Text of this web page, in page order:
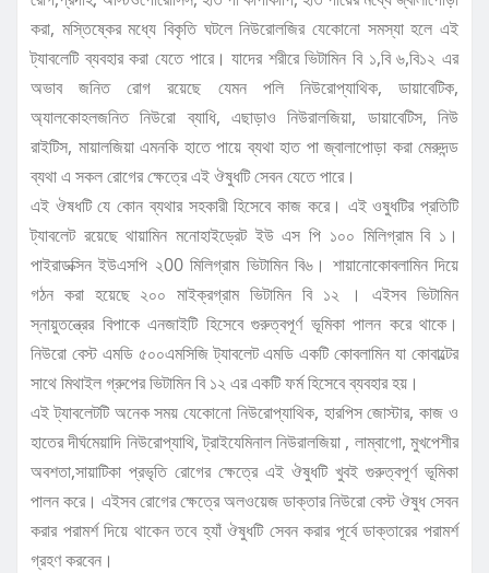
করা, মস্তিষ্কের মধ্যে বিকৃতি ঘটলে নিউরোলজির যেকোনো সমস্যা হলে এই
ট্যাবলেটি ব্যবহার করা যেতে পারে। যাদের শরীরে ভিটামিন বি ১,বি ৬,বি১২ এর
অভাব জনিত রোগ রয়েছে যেমন পলি নিউরোপ্যাথিক, ডায়াবেটিক,
অ্যালকোহলজনিত নিউরো ব্যাধি, এছাড়াও নিউরালজিয়া, ডায়াবেটিস, নিউ
রাইটিস, মায়ালজিয়া এমনকি হাতে পায়ে ব্যথা হাত পা জ্বালাপোড়া করা মেরুদন্ড
ব্যথা এ সকল রোগের ক্ষেত্রে এই ঔষুধটি সেবন যেতে পারে।
এই ঔষধটি যে কোন ব্যথার সহকারী হিসেবে কাজ করে। এই ওষুধটির প্রতিটি
ট্যাবলেট রয়েছে থায়ামিন মনোহাইড্রেট ইউ এস পি ১০০ মিলিগ্রাম বি ১।
পাইরাডক্সিন ইউএসপি ২00 মিলিগ্রাম ভিটামিন বি৬। শায়ানোকোবলামিন দিয়ে
গঠন করা হয়েছে ২০০ মাইক্রগ্রাম ভিটামিন বি ১২ । এইসব ভিটামিন
স্নায়ুতন্ত্রের বিপাকে এনজাইটি হিসেবে গুরুত্বপূর্ণ ভূমিকা পালন করে থাকে।
নিউরো বেস্ট এমডি ৫০০এমসিজি ট্যাবলেট এমডি একটি কোবলামিন যা কোবাল্টের
সাথে মিথাইল গ্রুপের ভিটামিন বি ১২ এর একটি ফর্ম হিসেবে ব্যবহার হয়।
এই ট্যাবলেটটি অনেক সময় যেকোনো নিউরোপ্যাথিক, হারপিস জোস্টার, কাজ ও
হাতের দীর্ঘমেয়াদি নিউরোপ্যাথি, ট্রাইযেমিনাল নিউরালজিয়া , লাম্বাগো, মুখপেশীর
অবশতা,সায়াটিকা প্রভৃতি রোগের ক্ষেত্রে এই ঔষুধটি খুবই গুরুত্বপূর্ণ ভূমিকা
পালন করে। এইসব রোগের ক্ষেত্রে অলওয়েজ ডাক্তার নিউরো বেস্ট ঔষুধ সেবন
করার পরামর্শ দিয়ে থাকেন তবে হ্যাঁ ঔষুধটি সেবন করার পূর্বে ডাক্তারের পরামর্শ
গ্রহণ করবেন।